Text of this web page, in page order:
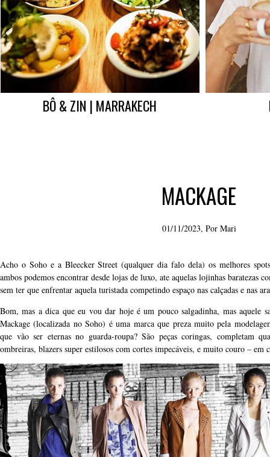
BÔ & ZIN | MARRAKECH
MACKAGE
01/11/2023, Por Mari
Acho o Soho e a Bleecker Street (qualquer dia falo dela) os melhores
ambos podemos encontrar desde lojas de luxo, ate aquelas lojinhas baratezas
sem ter que enfrentar aquela turistada competindo espaço nas calçadas e nas
Bom, mas a dica que eu vou dar hoje é um pouco salgadinha, mas aquele
Mackage (localizada no Soho) é uma marca que preza muito pela
que vão ser eternas no guarda-roupa? São peças coringas, completam
ombreiras, blazers super estilosos com cortes impecáveis, e muito couro – em